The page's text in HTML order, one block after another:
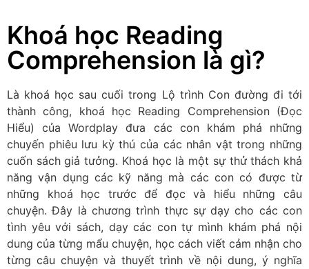
Khoá học Reading
Comprehension là gì?
Là khoá học sau cuối trong Lộ trình Con đường đi tới
thành công, khoá học Reading Comprehension (Đọc
Hiểu) của Wordplay đưa các con khám phá những
chuyến phiêu lưu kỳ thú của các nhân vật trong những
cuốn sách giả tưởng. Khoá học là một sự thử thách khả
năng vận dụng các kỹ năng mà các con có được từ
những khoá học trước để đọc và hiểu những câu
chuyện. Đây là chương trình thực sự dạy cho các con
tình yêu với sách, dạy các con tự mình khám phá nội
dung của từng mẩu chuyện, học cách viết cảm nhận cho
từng câu chuyện và thuyết trình về nội dung, ý nghĩa